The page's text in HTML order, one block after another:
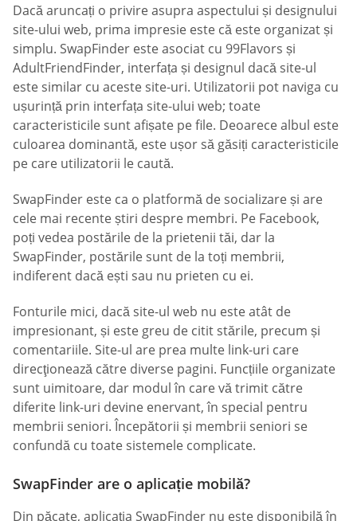
Dacă aruncați o privire asupra aspectului și designului
site-ului web, prima impresie este că este organizat și
simplu. SwapFinder este asociat cu 99Flavors și
AdultFriendFinder, interfața și designul dacă site-ul
este similar cu aceste site-uri. Utilizatorii pot naviga cu
ușurință prin interfața site-ului web; toate
caracteristicile sunt afișate pe file. Deoarece albul este
culoarea dominantă, este ușor să găsiți caracteristicile
pe care utilizatorii le caută.
SwapFinder este ca o platformă de socializare și are
cele mai recente știri despre membri. Pe Facebook,
poți vedea postările de la prietenii tăi, dar la
SwapFinder, postările sunt de la toți membrii,
indiferent dacă ești sau nu prieten cu ei.
Fonturile mici, dacă site-ul web nu este atât de
impresionant, și este greu de citit stările, precum și
comentariile. Site-ul are prea multe link-uri care
direcţionează către diverse pagini. Funcțiile organizate
sunt uimitoare, dar modul în care vă trimit către
diferite link-uri devine enervant, în special pentru
membrii seniori. Începătorii și membrii seniori se
confundă cu toate sistemele complicate.
SwapFinder are o aplicație mobilă?
Din păcate, aplicația SwapFinder nu este disponibilă în